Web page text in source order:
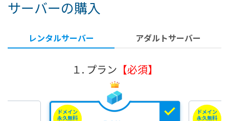
و
ب
サーバーの購入
レンタルサーバー アダルトサーバー
１. プラン 【必須】
ドメイン
永久無料
ドメイン
永久無料